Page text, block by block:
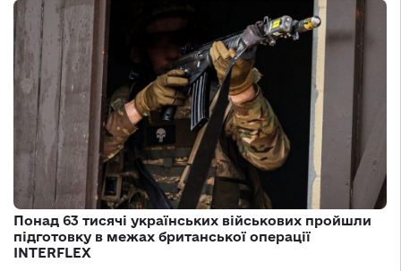
Понад 63 тисячі українських військових пройшли
підготовку в межах британської операції
INTERFLEX